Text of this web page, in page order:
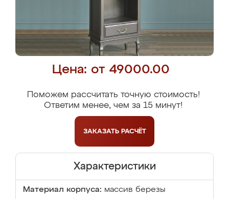
Цена: от 49000.00
Поможем рассчитать точную стоимость!
Ответим менее, чем за 15 минут!
ЗАКАЗАТЬ РАСЧЁТ
Характеристики
Материал корпуса: массив березы